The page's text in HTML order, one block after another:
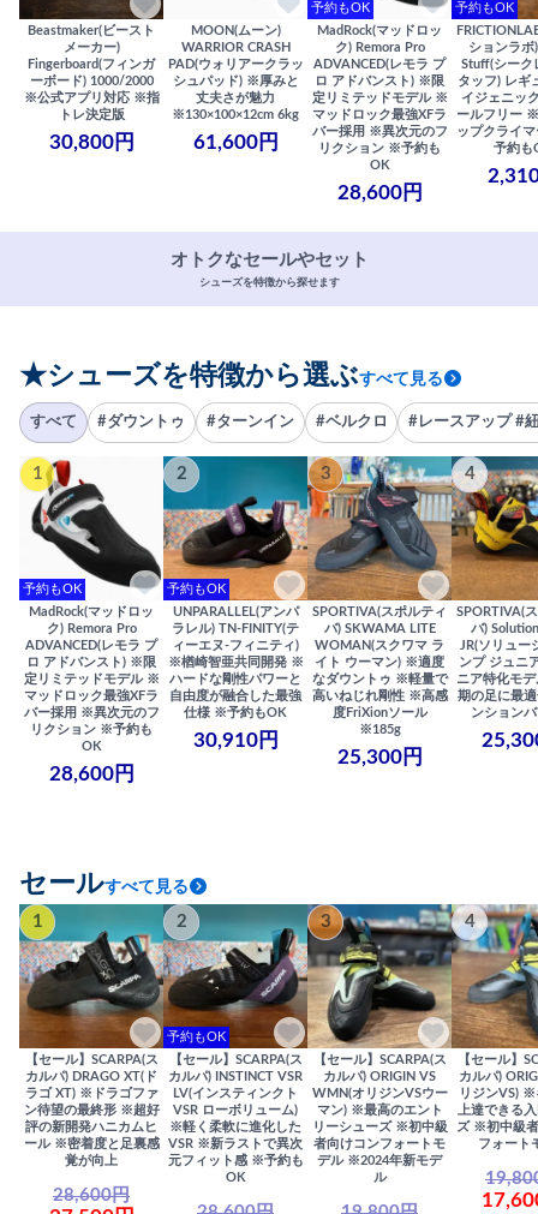
Beastmaker(ビースト
メーカー)
Fingerboard(フィンガ
ーボード) 1000/2000
※公式アプリ対応 ※指
トレ決定版
30,800円
MOON(ムーン)
WARRIOR CRASH
PAD(ウォリアークラッ
シュパッド) ※厚みと
丈夫さが魅力
※130×100×12cm 6kg
61,600円
予約もOK
MadRock(マッドロッ
ク) Remora Pro
ADVANCED(レモラ プ
ロ アドバンスト) ※限
定リミテッドモデル ※
マッドロック最強XFラ
バー採用 ※異次元のフ
リクション ※予約も
OK
28,600円
予約もOK
ションラボ
Stuff(シーク
タッフ) レギ
イジェニッ
ールフリー
ップクライ
予約も
オトクなセールやセット
シューズを特徴から探せます
★シューズを特徴から選ぶすべて見る
すべて #ダウントゥ #ターンイン #ベルクロ #レースアップ #
1
予約もOK
MadRock(マッドロッ
ク) Remora Pro
ADVANCED(レモラ プ
ロ アドバンスト) ※限
定リミテッドモデル ※
マッドロック最強XFラ
バー採用 ※異次元のフ
リクション ※予約も
OK
28,600円
2
予約もOK
UNPARALLEL(アンパ
ラレル) TN-FINITY(テ
ィーエヌ-フィニティ)
※楢崎智亜共同開発 ※
ハードな剛性パワーと
自由度が融合した最強
仕様 ※予約もOK
30,910円
3
SPORTIVA(スポルティ
バ) SKWAMA LITE
WOMAN(スクワマ ラ
イト ウーマン) ※適度
なダウントゥ ※軽量で
高いねじれ剛性 ※高感
度FriXionソール
※185g
25,300円
4
SPORTIVA(
バ)
JR(ソリュー
ンプ ジュニ
ニア特化モ
期の足に最
ンション
セールすべて見る
1
【セール】SCARPA(ス
カルパ) DRAGO XT(ド
ラゴ XT) ※ドラゴファ
ン待望の最終形 ※超好
評の新開発ハニカムヒ
ール ※密着度と足裏感
覚が向上
28,600円
2
予約もOK
【セール】SCARPA(ス
カルパ) INSTINCT VSR
LV(インスティンクト
VSR ローボリューム)
※軽く柔軟に進化した
VSR ※新ラストで異次
元フィット感 ※予約も
OK
3
【セール】SCARPA(ス
カルパ) ORIGIN VS
WMN(オリジンVSウー
マン) ※最高のエント
リーシューズ ※初中級
者向けコンフォートモ
デル ※2024年新モデ
ル
4
【セール】
カルパ)
リジンVS) ※
上達できる
ズ ※初中級
フォート